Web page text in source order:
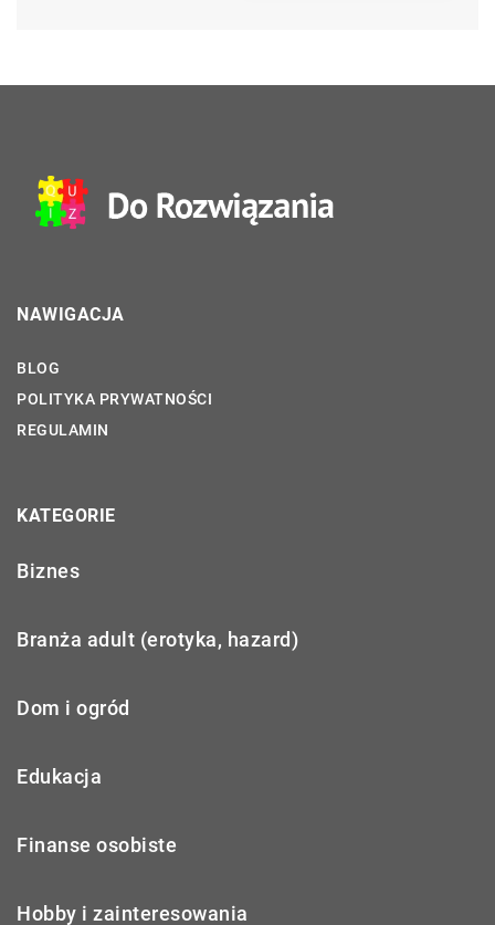
NAWIGACJA
BLOG
POLITYKA PRYWATNOŚCI
REGULAMIN
KATEGORIE
Biznes
Branża adult (erotyka, hazard)
Dom i ogród
Edukacja
Finanse osobiste
Hobby i zainteresowania